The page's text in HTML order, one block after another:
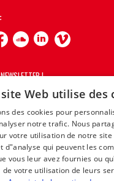
!
site Web utilise des
des cookies pour
notre trafic. Nous
votre utilisation de notre
d"analyse qui peuvent les
vous leur avez fournies ou
de votre utilisation de leurs